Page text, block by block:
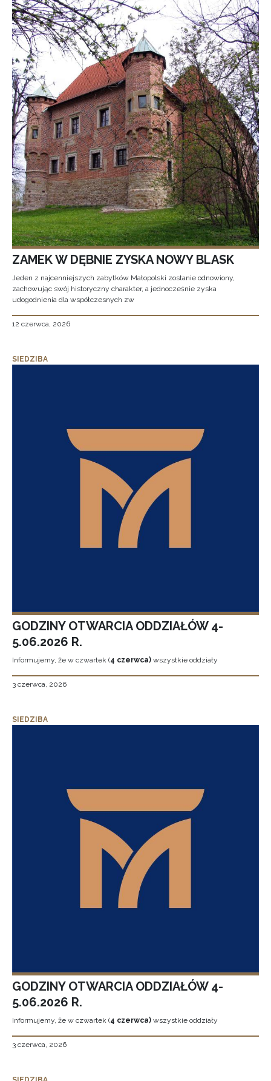
ZAMEK W DĘBNIE ZYSKA NOWY BLASK
Jeden z najcenniejszych zabytków Małopolski zostanie odnowiony,
zachowując swój historyczny charakter, a jednocześnie zyska
udogodnienia dla współczesnych zw
12 czerwca, 2026
SIEDZIBA
GODZINY OTWARCIA ODDZIAŁÓW 4-
5.06.2026 R.
Informujemy, że w czwartek (4 czerwca) wszystkie oddziały
3 czerwca, 2026
SIEDZIBA
GODZINY OTWARCIA ODDZIAŁÓW 4-
5.06.2026 R.
Informujemy, że w czwartek (4 czerwca) wszystkie oddziały
3 czerwca, 2026